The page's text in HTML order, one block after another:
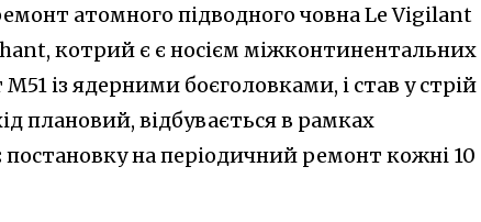
атомного підводного човна Le Vigilant
котрий є є носієм міжконтинентальних
із ядерними боєголовками, і став у стрій
плановий, відбувається в рамках
на періодичний ремонт кожні 10